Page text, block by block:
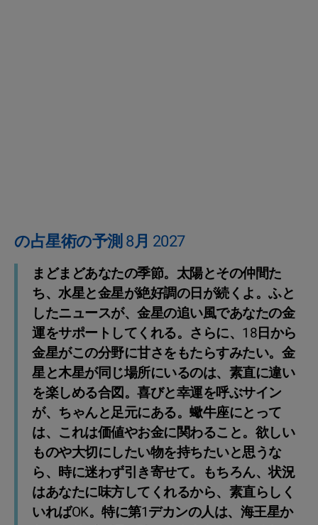
の占星術の予測 8月 2027
まどまどあなたの季節。太陽とその仲間た
ち、水星と金星が絶好調の日が続くよ。ふと
したニュースが、金星の追い風であなたの金
運をサポートしてくれる。さらに、18日から
金星がこの分野に甘さをもたらすみたい。金
星と木星が同じ場所にいるのは、素直に違い
を楽しめる合図。喜びと幸運を呼ぶサイン
が、ちゃんと足元にある。蠍牛座にとって
は、これは価値やお金に関わること。欲しい
ものや大切にしたい物を持ちたいと思うな
ら、時に迷わず引き寄せて。もちろん、状況
はあなたに味方してくれるから、素直らしく
いればOK。特に第1デカンの人は、海王星か